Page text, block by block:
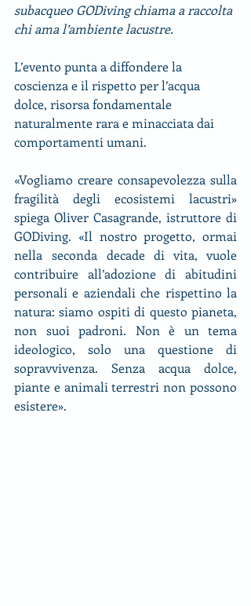
subacqueo GODiving chiama a raccolta
chi ama l’ambiente lacustre.
L’evento punta a diffondere la
coscienza e il rispetto per l’acqua
dolce, risorsa fondamentale
naturalmente rara e minacciata dai
comportamenti umani.
«Vogliamo creare consapevolezza sulla
fragilità degli ecosistemi lacustri»
spiega Oliver Casagrande, istruttore di
GODiving. «Il nostro progetto, ormai
nella seconda decade di vita, vuole
contribuire all’adozione di abitudini
personali e aziendali che rispettino la
natura: siamo ospiti di questo pianeta,
non suoi padroni. Non è un tema
ideologico, solo una questione di
sopravvivenza. Senza acqua dolce,
piante e animali terrestri non possono
esistere».